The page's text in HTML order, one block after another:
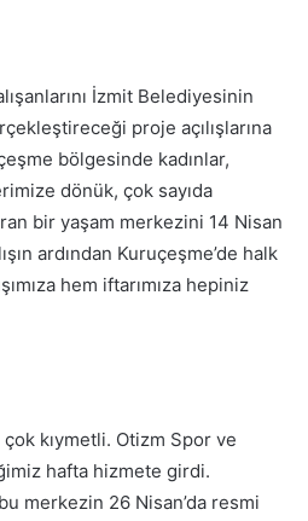
İzmit Belediyesinin
proje açılışlarına
bölgesinde kadınlar,
dönük, çok sayıda
bir yaşam merkezini 14 Nisan
ardından Kuruçeşme’de halk
hem iftarımıza hepiniz
kıymetli. Otizm Spor ve
hafta hizmete girdi.
merkezin 26 Nisan’da resmi